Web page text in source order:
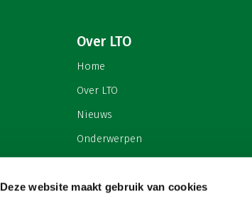
Deze website maakt gebruik van cookies
Over LTO
Home
Over LTO
Nieuws
Onderwerpen
Contact